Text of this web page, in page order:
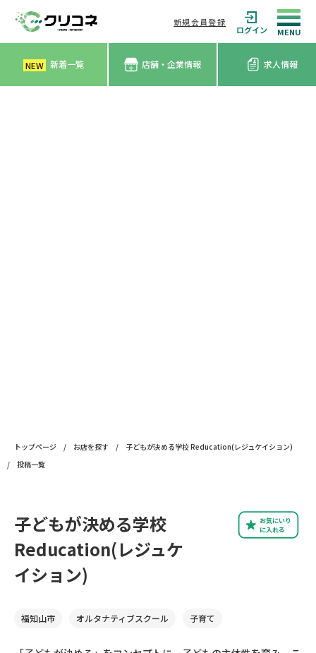
新規会員登録
ログイン
NEW 新着一覧 店舗・企業情報 求人情報
トップページ / お店を探す /
子どもが決める学校 Reducation(レジュケイション)
/
投稿一覧
お気にいり
に入れる
子どもが決める学校
Reducation(レジュケ
イション)
福知山市 オルタナティブスクール 子育て